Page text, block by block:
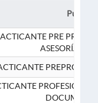
Puesto
PRE
ASESORÍA